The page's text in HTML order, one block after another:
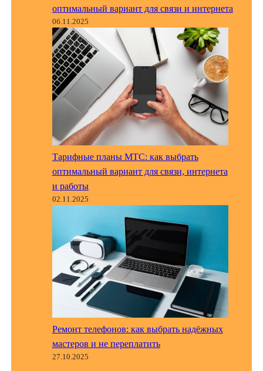
оптимальный вариант для связи и интернета
06.11.2025
Тарифные планы МТС: как выбрать
оптимальный вариант для связи, интернета
и работы
02.11.2025
Ремонт телефонов: как выбрать надёжных
мастеров и не переплатить
27.10.2025